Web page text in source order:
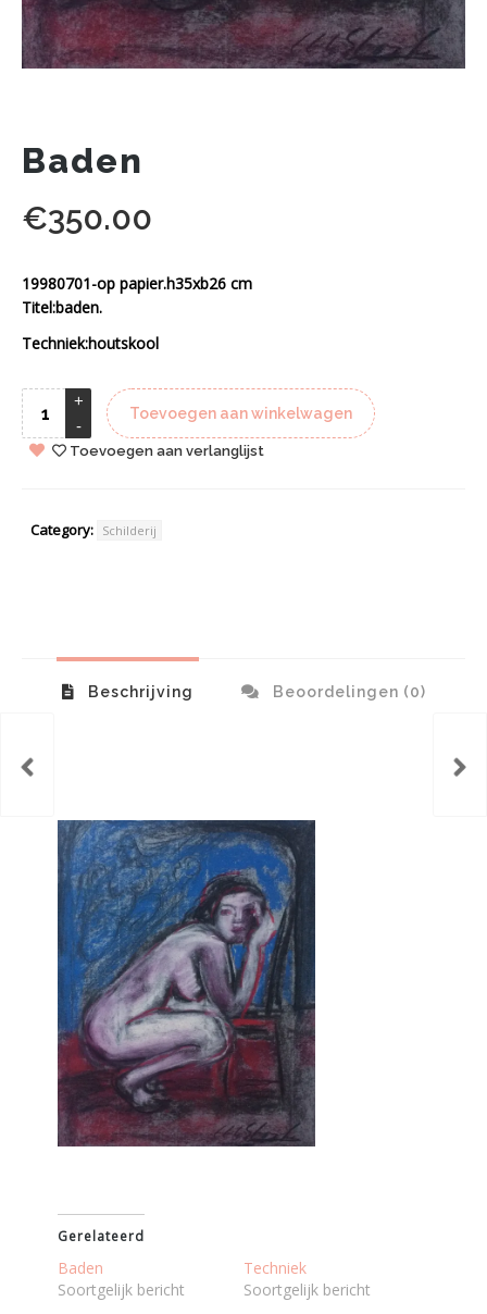
Baden
€350.00
19980701-op papier.h35xb26 cm
Titel:baden.
Techniek:houtskool
Toevoegen aan winkelwagen
Toevoegen aan verlanglijst
Category: Schilderij
Beschrijving Beoordelingen (0)
Gerelateerd
Baden
Soortgelijk bericht
Techniek
Soortgelijk bericht